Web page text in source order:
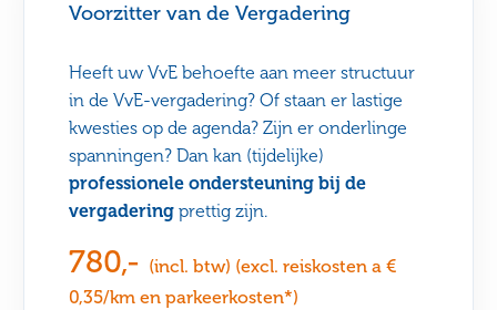
Voorzitter van de Vergadering
Heeft uw VvE behoefte aan meer structuur
in de VvE-vergadering? Of staan er lastige
kwesties op de agenda? Zijn er onderlinge
spanningen? Dan kan (tijdelijke)
professionele ondersteuning bij de
vergadering prettig zijn.
780,- (incl. btw) (excl. reiskosten a €
0,35/km en parkeerkosten*)